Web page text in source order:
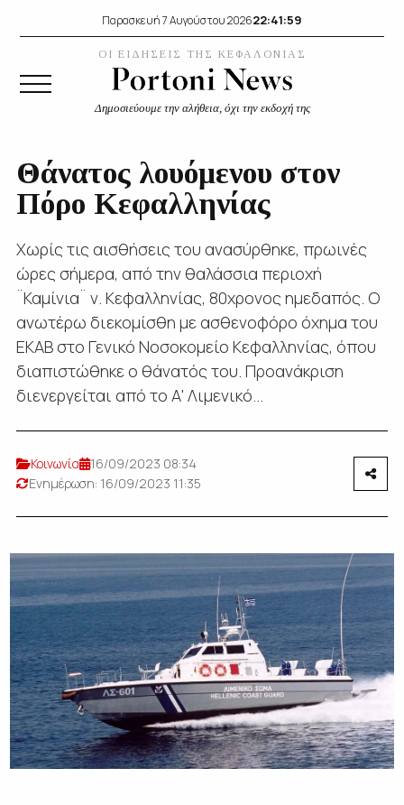
Παρασκευή 7 Αυγούστου 202622:41:59
ΟΙ ΕΙΔΗΣΕΙΣ ΤΗΣ ΚΕΦΑΛΟΝΙΑΣ
Δημοσιεύουμε την αλήθεια, όχι την εκδοχή της
Θάνατος λουόμενου στον
Πόρο Κεφαλληνίας
Χωρίς τις αισθήσεις του ανασύρθηκε, πρωινές
ώρες σήμερα, από την θαλάσσια περιοχή
¨Καμίνια¨ ν. Κεφαλληνίας, 80χρονος ημεδαπός. Ο
ανωτέρω διεκομίσθη με ασθενοφόρο όχημα του
ΕΚΑΒ στο Γενικό Νοσοκομείο Κεφαλληνίας, όπου
διαπιστώθηκε ο θάνατός του. Προανάκριση
διενεργείται από το Α' Λιμενικό...
Κοινωνία
16/09/2023 08:34
Ενημέρωση: 16/09/2023 11:35